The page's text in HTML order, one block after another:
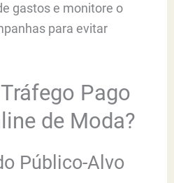
gastos e monitore o
para evitar
Pago
de Moda?
Público-Alvo